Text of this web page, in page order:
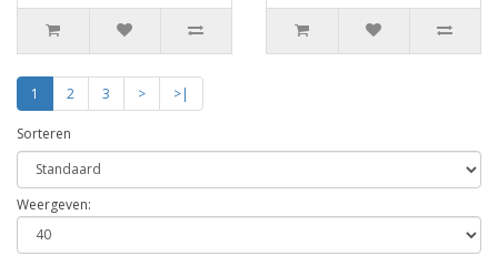
1 2 3 > >|
Sorteren
Weergeven: